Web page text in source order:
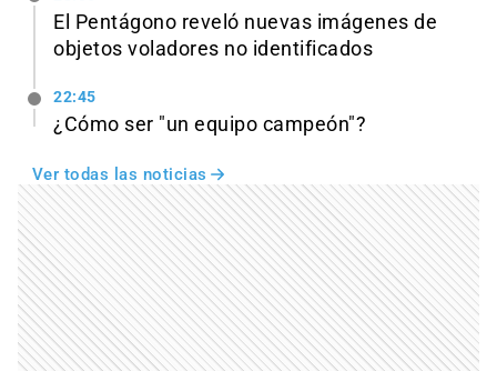
El Pentágono reveló nuevas imágenes de
objetos voladores no identificados
22:45
¿Cómo ser "un equipo campeón"?
Ver todas las noticias